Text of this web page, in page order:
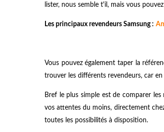
lister, nous semble t'il, mais vous
Les principaux revendeurs Samsung :
Vous pouvez également taper la
trouver les différents revendeurs, car
Bref le plus simple est de comparer
vos attentes du moins, directement
toutes les possibilités à disposition.